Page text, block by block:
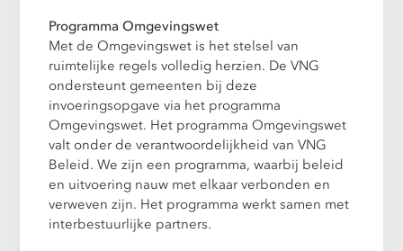
Programma Omgevingswet
Met de Omgevingswet is het stelsel van
ruimtelijke regels volledig herzien. De VNG
ondersteunt gemeenten bij deze
invoeringsopgave via het programma
Omgevingswet. Het programma Omgevingswet
valt onder de verantwoordelijkheid van VNG
Beleid. We zijn een programma, waarbij beleid
en uitvoering nauw met elkaar verbonden en
verweven zijn. Het programma werkt samen met
interbestuurlijke partners.